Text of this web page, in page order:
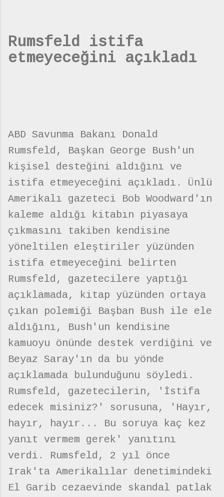
Rumsfeld istifa
etmeyeceğini açıkladı
ABD Savunma Bakanı Donald
Rumsfeld, Başkan George Bush'un
kişisel desteğini aldığını ve
istifa etmeyeceğini açıkladı. Ünlü
Amerikalı gazeteci Bob Woodward'ın
kaleme aldığı kitabın piyasaya
çıkmasını takiben kendisine
yöneltilen eleştiriler yüzünden
istifa etmeyeceğini belirten
Rumsfeld, gazetecilere yaptığı
açıklamada, kitap yüzünden ortaya
çıkan polemiği Başban Bush ile ele
aldığını, Bush'un kendisine
kamuoyu önünde destek verdiğini ve
Beyaz Saray'ın da bu yönde
açıklamada bulunduğunu söyledi.
Rumsfeld, gazetecilerin, 'İstifa
edecek misiniz?' sorusuna, 'Hayır,
hayır, hayır... Bu soruya kaç kez
yanıt vermem gerek' yanıtını
verdi. Rumsfeld, 2 yıl önce
Irak'ta Amerikalılar denetimindeki
El Garib cezaevinde skandal patlak